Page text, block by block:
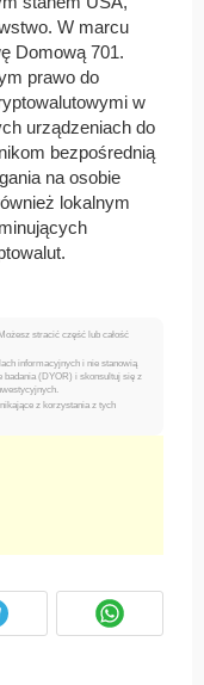
W marcu
Domową 701.
prawo do
w
urządzeniach do
bezpośrednią
na osobie
lokalnym
stracić część lub całość
informacyjnych i nie stanowią
badania (DYOR) i skonsultuj się z
z korzystania z tych